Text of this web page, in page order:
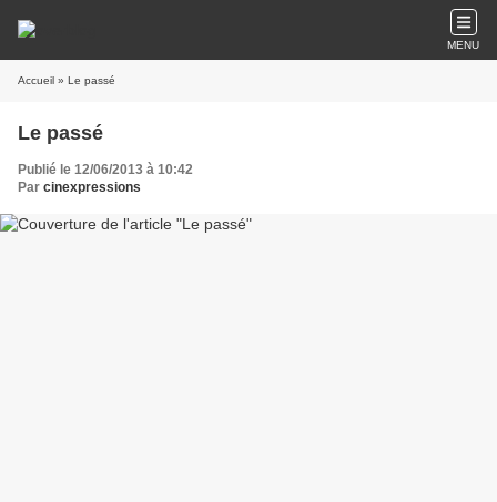
MENU
Accueil » Le passé
Le passé
Publié le 12/06/2013 à 10:42
Par cinexpressions